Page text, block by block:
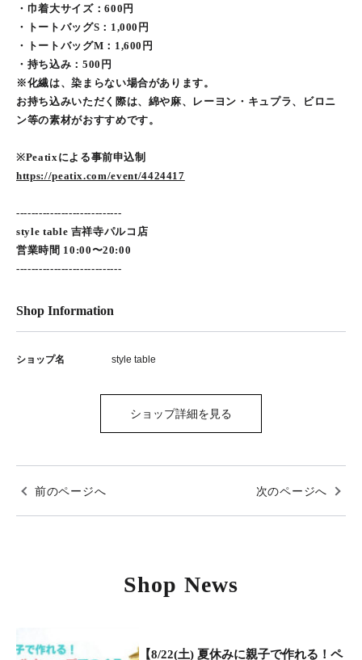
・巾着大サイズ：600円
・トートバッグS：1,000円
・トートバッグM：1,600円
・持ち込み：500円
※化繊は、染まらない場合があります。
お持ち込みいただく際は、綿や麻、レーヨン・キュプラ、ビロニ
ン等の素材がおすすめです。
※Peatixによる事前申込制
https://peatix.com/event/4424417
----------------------------
style table 吉祥寺パルコ店
営業時間 10:00〜20:00
----------------------------
Shop Information
ショップ名 style table
ショップ詳細を見る
前のページへ 次のページへ
Shop News
【8/22(土) 夏休みに親子で作れる！ペ